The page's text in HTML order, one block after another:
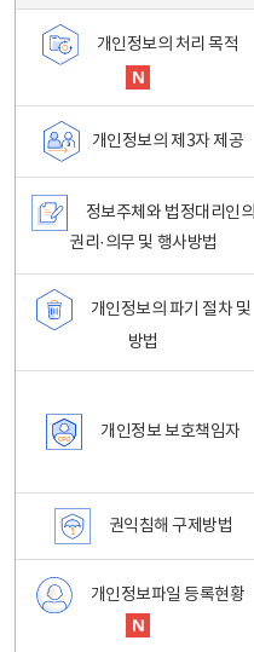
개인정보의 처리 목적
개인정보의 제3자 제공
정보주체와 법정대리인의
권리·의무 및 행사방법
개인정보의 파기 절차 및
방법
개인정보 보호책임자
권익침해 구제방법
개인정보파일 등록현황